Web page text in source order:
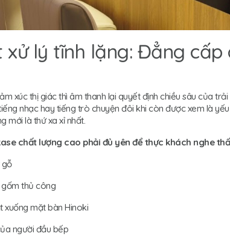
xử lý tĩnh lặng: Đẳng cấp
xúc thị giác thì âm thanh lại quyết định chiều sâu của
nhạc hay tiếng trò chuyện đôi khi còn được xem là
mới là thứ xa xỉ nhất.
chất lượng cao phải đủ yên để thực khách nghe
thủ công
xuống mặt bàn Hinoki
người đầu bếp